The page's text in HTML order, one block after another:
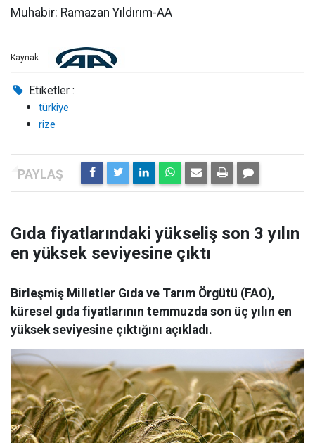
Muhabir: Ramazan Yıldırım-AA
Kaynak:
Etiketler :
türkiye
rize
Gıda fiyatlarındaki yükseliş son 3 yılın
en yüksek seviyesine çıktı
Birleşmiş Milletler Gıda ve Tarım Örgütü (FAO),
küresel gıda fiyatlarının temmuzda son üç yılın en
yüksek seviyesine çıktığını açıkladı.